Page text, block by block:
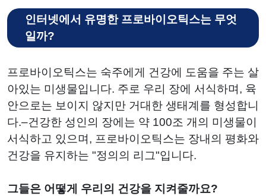
인터넷에서 유명한 프로바이오틱스는 무엇
일까?
프로바이오틱스는 숙주에게 건강에 도움을 주는 살
아있는 미생물입니다. 주로 우리 장에 서식하며, 육
안으로는 보이지 않지만 거대한 생태계를 형성합니
다.–건강한 성인의 장에는 약 100조 개의 미생물이
서식하고 있으며, 프로바이오틱스는 장내의 평화와
건강을 유지하는 "정의의 리그"입니다.
그들은 어떻게 우리의 건강을 지켜줄까요?